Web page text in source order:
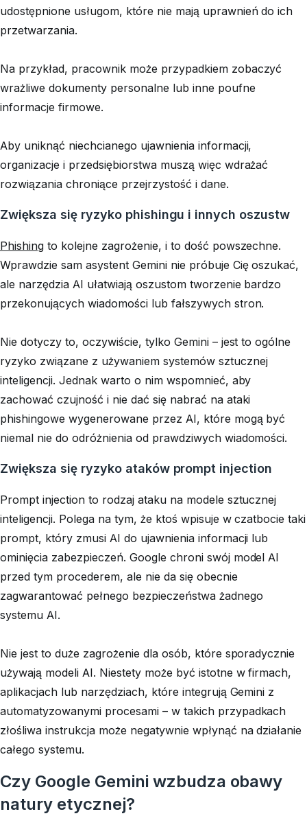
udostępnione usługom, które nie mają uprawnień do ich
przetwarzania.
Na przykład, pracownik może przypadkiem zobaczyć
wrażliwe dokumenty personalne lub inne poufne
informacje firmowe.
Aby uniknąć niechcianego ujawnienia informacji,
organizacje i przedsiębiorstwa muszą więc wdrażać
rozwiązania chroniące przejrzystość i dane.
Zwiększa się ryzyko phishingu i innych oszustw
Phishingto kolejne zagrożenie, i to dość powszechne.
Wprawdzie sam asystent Gemini nie próbuje Cię oszukać,
ale narzędzia AI ułatwiają oszustom tworzenie bardzo
przekonujących wiadomości lub fałszywych stron.
Nie dotyczy to, oczywiście, tylko Gemini – jest to ogólne
ryzyko związane z używaniem systemów sztucznej
inteligencji. Jednak warto o nim wspomnieć, aby
zachować czujność i nie dać się nabrać na ataki
phishingowe wygenerowane przez AI, które mogą być
niemal nie do odróżnienia od prawdziwych wiadomości.
Zwiększa się ryzyko ataków prompt injection
Prompt injection to rodzaj ataku na modele sztucznej
inteligencji. Polega na tym, że ktoś wpisuje w czatbocie taki
prompt, który zmusi AI do ujawnienia informacji lub
ominięcia zabezpieczeń. Google chroni swój model AI
przed tym procederem, ale nie da się obecnie
zagwarantować pełnego bezpieczeństwa żadnego
systemu AI.
Nie jest to duże zagrożenie dla osób, które sporadycznie
używają modeli AI. Niestety może być istotne w firmach,
aplikacjach lub narzędziach, które integrują Gemini z
automatyzowanymi procesami – w takich przypadkach
złośliwa instrukcja może negatywnie wpłynąć na działanie
całego systemu.
Czy Google Gemini wzbudza obawy
natury etycznej?